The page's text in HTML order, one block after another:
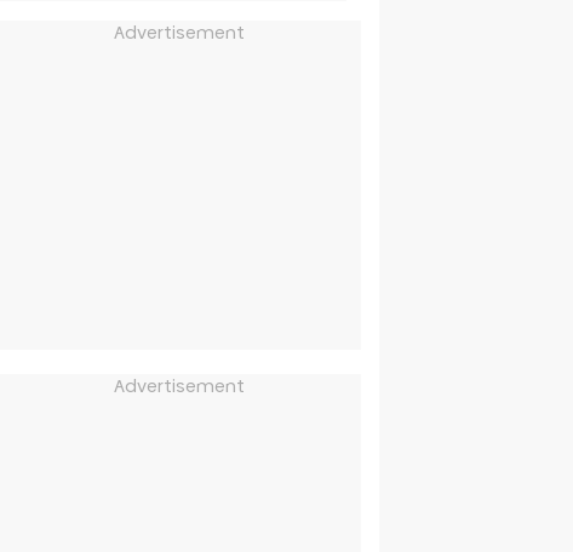
Advertisement
Advertisement